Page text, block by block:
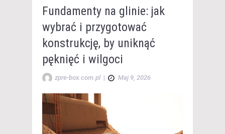
Fundamenty na glinie: jak
wybrać i przygotować
konstrukcję, by uniknąć
pęknięć i wilgoci
zpre-box.com.pl | Maj 9, 2026